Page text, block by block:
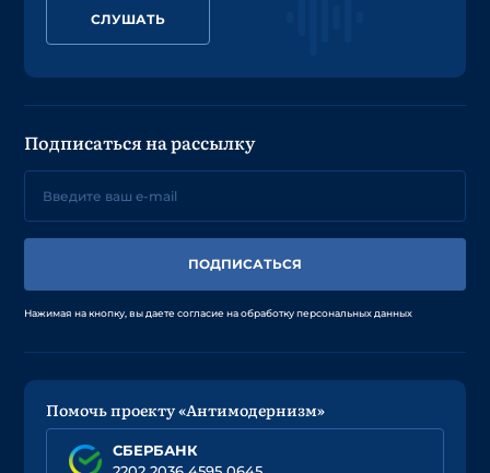
СЛУШАТЬ
Подписаться на рассылку
ПОДПИСАТЬСЯ
Нажимая на кнопку, вы даете согласие на обработку персональных данных
Помочь проекту «Антимодернизм»
СБЕРБАНК